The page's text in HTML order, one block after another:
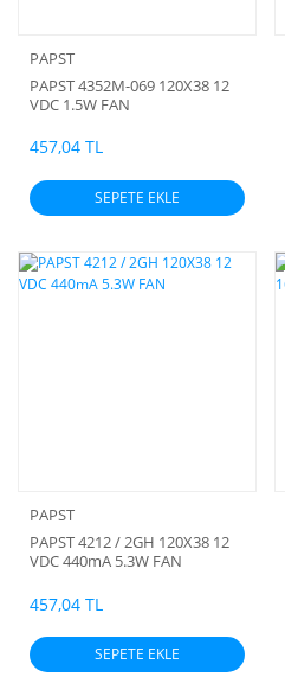
PAPST
PAPST 4352M-069 120X38 12
VDC 1.5W FAN
457,04 TL
SEPETE EKLE
PAPST
PAPST 4212 / 2GH 120X38 12
VDC 440mA 5.3W FAN
457,04 TL
SEPETE EKLE